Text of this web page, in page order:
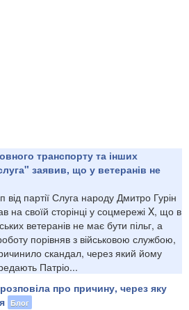
транспорту та інших
заявив, що у ветеранів не
від партії Слуга народу Дмитро Гурін
на своїй сторінці у соцмережі X, що в
ветеранів не має бути пільг, а
порівняв з військовою службою,
скандал, через який йому
Патріо...
про причину, через яку
Блог